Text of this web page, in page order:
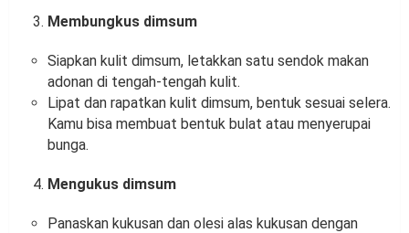
Membungkus dimsum
Siapkan kulit dimsum, letakkan satu sendok makan
adonan di tengah-tengah kulit.
Lipat dan rapatkan kulit dimsum, bentuk sesuai selera.
Kamu bisa membuat bentuk bulat atau menyerupai
bunga.
Mengukus dimsum
Panaskan kukusan dan olesi alas kukusan dengan